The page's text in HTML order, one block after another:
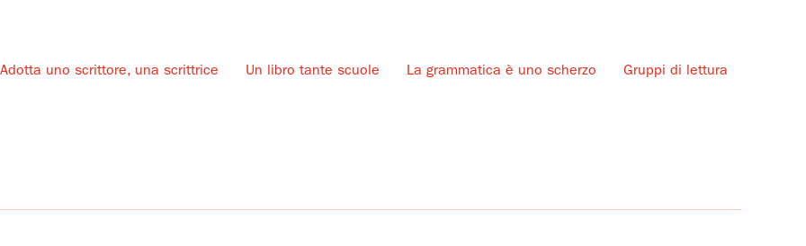
Adotta uno scrittore, una scrittrice Un libro tante scuole La grammatica è uno scherzo Gruppi di lettura